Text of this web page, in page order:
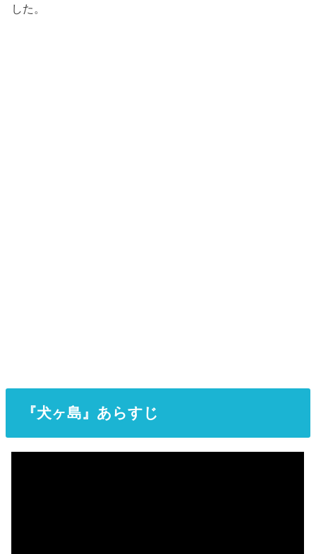
した。
『犬ヶ島』あらすじ